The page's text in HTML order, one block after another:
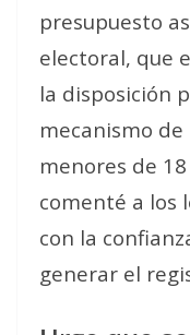
presupuesto
electoral, que
la disposición
mecanismo
menores de
comenté a los
con la
generar el